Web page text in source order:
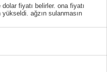
fiyatı belirler. ona fiyatı
ağzın sulanmasın